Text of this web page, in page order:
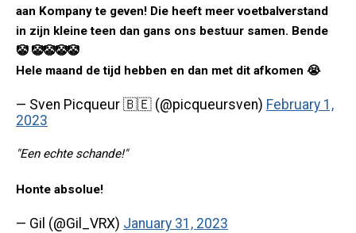
aan Kompany te geven! Die heeft meer voetbalverstand
in zijn kleine teen dan gans ons bestuur samen. Bende
🤡 🤡🤡🤡🤡
Hele maand de tijd hebben en dan met dit afkomen 😭
— Sven Picqueur 🇧🇪 (@picqueursven) February 1,
2023
"Een echte schande!"
Honte absolue!
— Gil (@Gil_VRX) January 31, 2023